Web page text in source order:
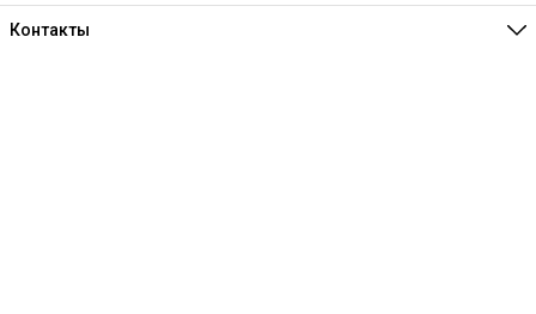
Контакты